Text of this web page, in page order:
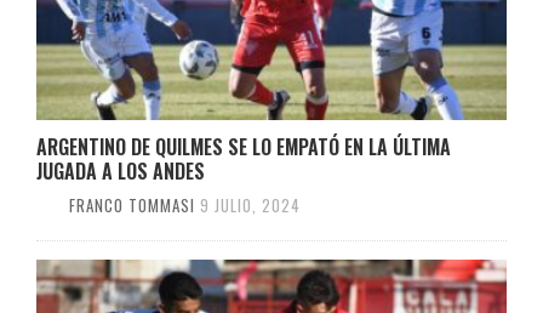
ARGENTINO DE QUILMES SE LO EMPATÓ EN LA ÚLTIMA
JUGADA A LOS ANDES
FRANCO TOMMASI 9 JULIO, 2024